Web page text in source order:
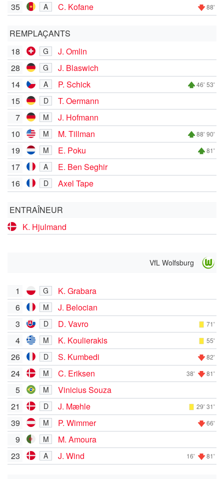
35 A C. Kofane 88'
REMPLAÇANTS
18
G
J. Omlin
28
G
J. Blaswich
14
A P. Schick 46' 53'
15 D
T. Oermann
7
M
J. Hofmann
10
M M. Tillman 88' 90'
19 M E. Poku 81'
17 A
E. Ben Seghir
16
D Axel Tape
ENTRAÎNEUR
K. Hjulmand
VfL Wolfsburg
1 G
K. Grabara
6
M
J. Belocian
3
D D. Vavro 71'
4 M K. Koulierakis 55'
26 D S. Kumbedi 82'
24 M C. Eriksen 38' 81'
5 M
Vinicius Souza
21
D J. Mæhle 29' 31'
39 M P. Wimmer 66'
9 M
M. Amoura
23
A J. Wind 16' 81'